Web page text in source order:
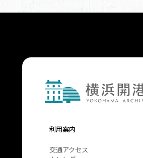
利用案内
交通アクセス